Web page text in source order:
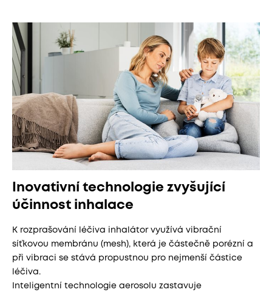
Inovativní technologie zvyšující
účinnost inhalace
K rozprašování léčiva inhalátor využívá vibrační
síťkovou membránu (mesh), která je částečně porézní a
při vibraci se stává propustnou pro nejmenší částice
léčiva.
Inteligentní technologie aerosolu zastavuje